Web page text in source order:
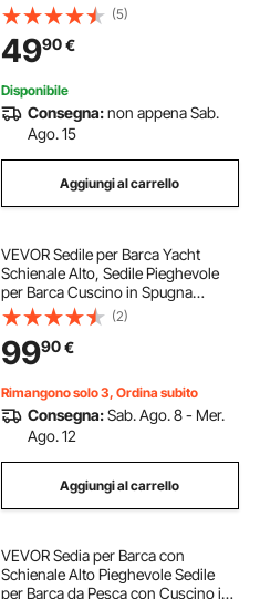
Spugna Alta Densità, Sedile per
Barca Impermeabile per Crociere in
Motoscafo Barca da Pesca
48,5x41x48cm
(5)
4990€
Disponibile
Consegna:non appena Sab.
Ago. 15
Aggiungi al carrello
VEVOR Sedile per Barca Yacht
Schienale Alto, Sedile Pieghevole
per Barca Cuscino in Spugna
Ispessita Pelle in PVC
Impermeabile, Cerniere in Lega di
Alluminio, Sedile per Navi, Nero
Rosso 2 Pz
(2)
9990€
Rimangono solo 3, Ordina subito
Consegna:Sab. Ago. 8 - Mer.
Ago. 12
Aggiungi al carrello
VEVOR Sedia per Barca con
Schienale Alto Pieghevole Sedile
per Barca da Pesca con Cuscino in